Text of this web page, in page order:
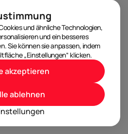
und ähnliche Technologien,
und ein besseres
Sie können sie anpassen, indem
„Einstellungen“ klicken.
ablehnen
akzeptieren